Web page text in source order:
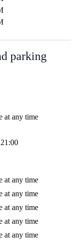
parking
at any time
at any time
at any time
at any time
at any time
at any time